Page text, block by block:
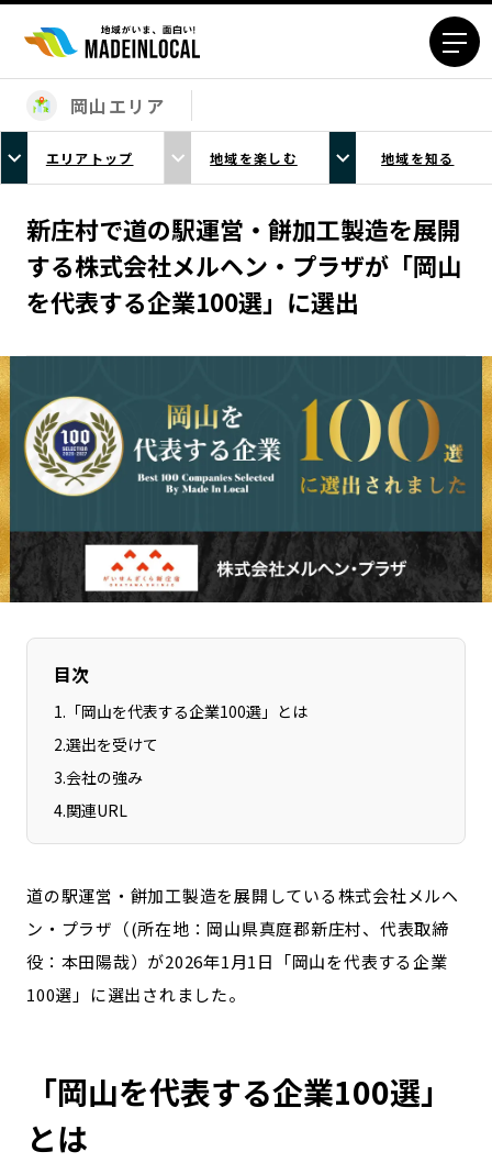
エリアから探す
北海道エリア
青森エリア
岩手エリア
宮城エリア
秋田エリア
山形エリア
福島エリア
茨城エリア
栃木エリア
群馬エリア
埼玉エリア
千葉エリア
神奈川エリア
新潟エリア
富山エリア
石川エリア
福井エリア
山梨エリア
愛知エリア
三重エリア
滋賀エリア
河内エリア
奈良エリア
和歌山エリア
鳥取エリア
岡山エリア
高知エリア
福岡エリア
佐賀エリア
長崎エリア
熊本エリア
大分エリア
宮崎エリア
岡山エリア
エリアトップ 地域を楽しむ 地域を知る
新庄村で道の駅運営・餅加工製造を展開
する株式会社メルヘン・プラザが「岡山
を代表する企業100選」に選出
目次
1. 「岡山を代表する企業100選」とは
2.選出を受けて
3.会社の強み
4.関連URL
道の駅運営・餅加工製造を展開している株式会社メルヘ
ン・プラザ（(所在地：岡山県真庭郡新庄村、代表取締
役：本田陽哉）が2026年1月1日「岡山を代表する企業
100選」に選出されました。
「岡山を代表する企業100選」
とは